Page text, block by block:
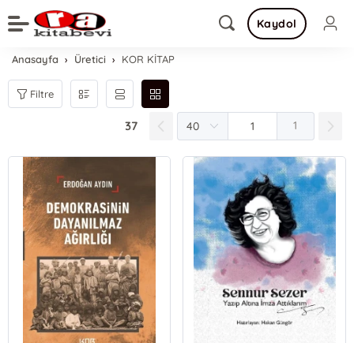
Kaydol
Anasayfa Üretici KOR KİTAP
Filtre
37 1